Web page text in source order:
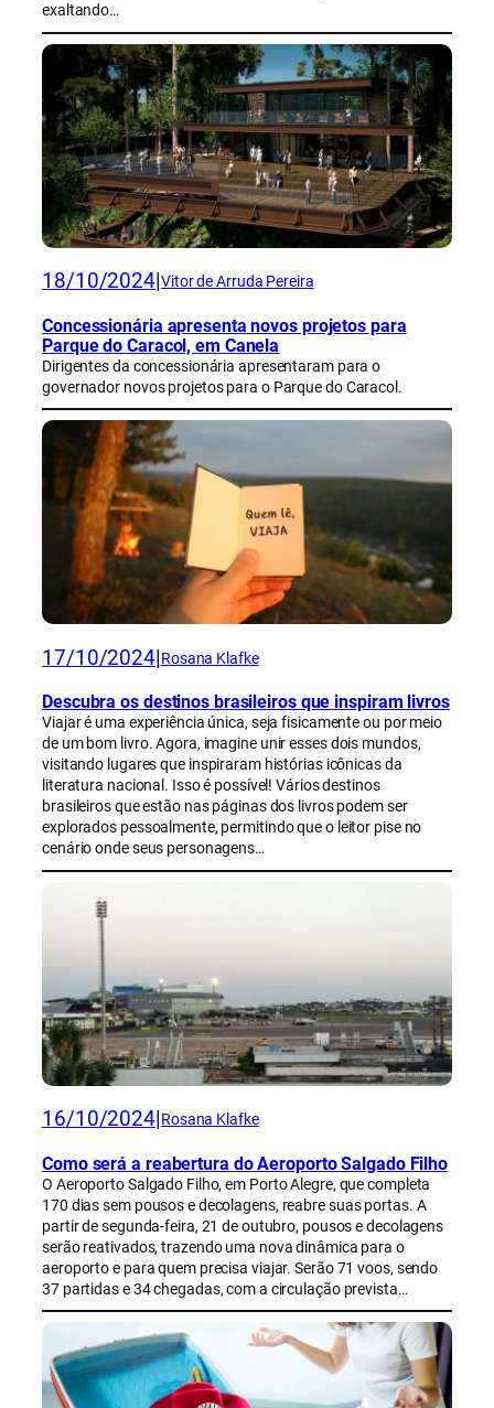
exaltando…
18/10/2024 Vitor de Arruda Pereira
Concessionária apresenta novos projetos para
Parque do Caracol, em Canela
Dirigentes da concessionária apresentaram para o
governador novos projetos para o Parque do Caracol.
17/10/2024 Rosana Klafke
Descubra os destinos brasileiros que inspiram livros
Viajar é uma experiência única, seja fisicamente ou por meio
de um bom livro. Agora, imagine unir esses dois mundos,
visitando lugares que inspiraram histórias icônicas da
literatura nacional. Isso é possível! Vários destinos
brasileiros que estão nas páginas dos livros podem ser
explorados pessoalmente, permitindo que o leitor pise no
cenário onde seus personagens…
16/10/2024 Rosana Klafke
Como será a reabertura do Aeroporto Salgado Filho
O Aeroporto Salgado Filho, em Porto Alegre, que completa
170 dias sem pousos e decolagens, reabre suas portas. A
partir de segunda-feira, 21 de outubro, pousos e decolagens
serão reativados, trazendo uma nova dinâmica para o
aeroporto e para quem precisa viajar. Serão 71 voos, sendo
37 partidas e 34 chegadas, com a circulação prevista…